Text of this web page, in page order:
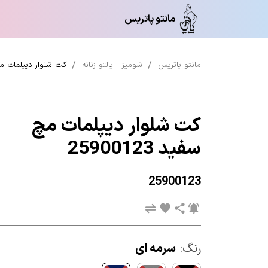
مانتو پاتریس
مانتو پاتریس شومیز - پالتو زنانه کت شلوار دیپلمات مچ
کت شلوار دیپلمات مچ
سفید 25900123
25900123
رنگ: سرمه ای